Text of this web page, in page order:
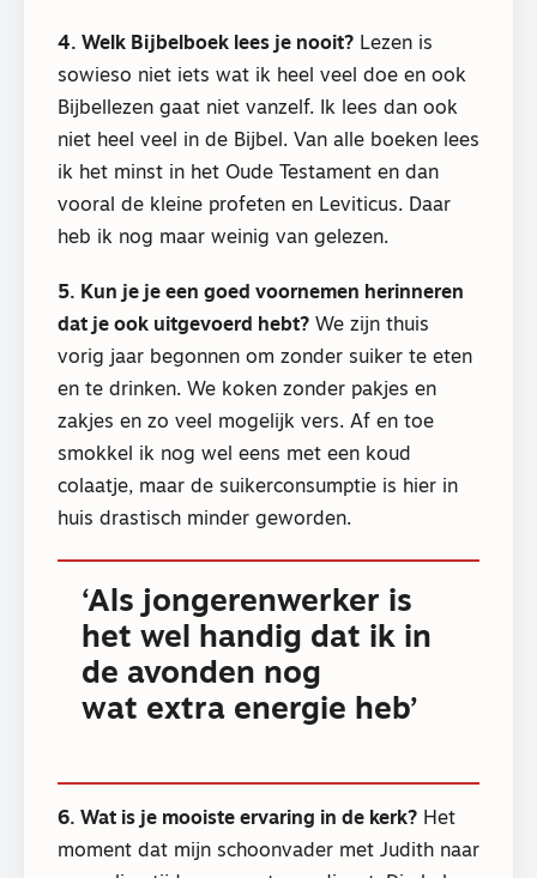
4. Welk Bijbelboek lees je nooit? Lezen is
sowieso niet iets wat ik heel veel doe en ook
Bijbellezen gaat niet vanzelf. Ik lees dan ook
niet heel veel in de Bijbel. Van alle boeken lees
ik het minst in het Oude Testament en dan
vooral de kleine profeten en Leviticus. Daar
heb ik nog maar weinig van gelezen.
5. Kun je je een goed voornemen herinneren
dat je ook uitgevoerd hebt? We zijn thuis
vorig jaar begonnen om zonder suiker te eten
en te drinken. We koken zonder pakjes en
zakjes en zo veel mogelijk vers. Af en toe
smokkel ik nog wel eens met een koud
colaatje, maar de suikerconsumptie is hier in
huis drastisch minder geworden.
‘Als jongerenwerker is
het wel handig dat ik in
de avonden nog
wat extra energie heb’
6. Wat is je mooiste ervaring in de kerk? Het
moment dat mijn schoonvader met Judith naar